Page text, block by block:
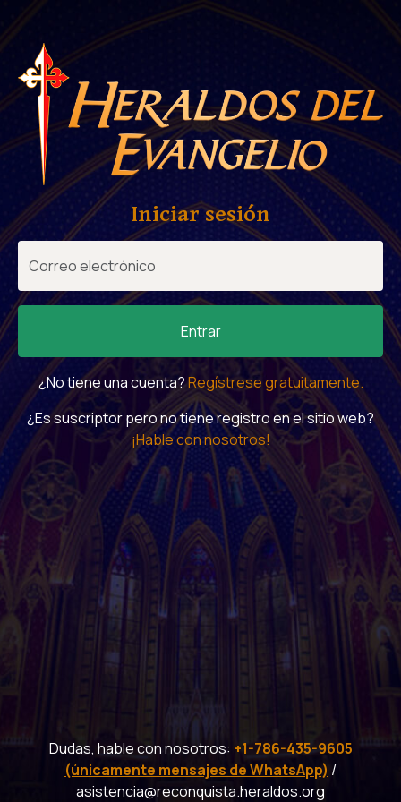
Iniciar sesión
Entrar
¿No tiene una cuenta?Regístrese gratuitamente.
¿Es suscriptor pero no tiene registro en el sitio web?
¡Hable con nosotros!
Dudas, hable con nosotros: +1-786-435-9605
(únicamente mensajes de WhatsApp) /
asistencia@reconquista.heraldos.org